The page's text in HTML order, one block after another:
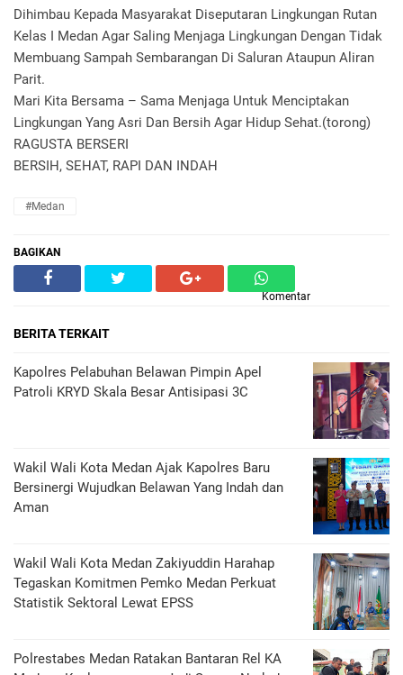
Dihimbau Kepada Masyarakat Diseputaran Lingkungan Rutan
Kelas I Medan Agar Saling Menjaga Lingkungan Dengan Tidak
Membuang Sampah Sembarangan Di Saluran Ataupun Aliran
Parit.
Mari Kita Bersama – Sama Menjaga Untuk Menciptakan
Lingkungan Yang Asri Dan Bersih Agar Hidup Sehat.(torong)
RAGUSTA BERSERI
BERSIH, SEHAT, RAPI DAN INDAH
#Medan
BAGIKAN
Komentar
BERITA TERKAIT
Kapolres Pelabuhan Belawan Pimpin Apel
Patroli KRYD Skala Besar Antisipasi 3C
Wakil Wali Kota Medan Ajak Kapolres Baru
Bersinergi Wujudkan Belawan Yang Indah dan
Aman
Wakil Wali Kota Medan Zakiyuddin Harahap
Tegaskan Komitmen Pemko Medan Perkuat
Statistik Sektoral Lewat EPSS
Polrestabes Medan Ratakan Bantaran Rel KA